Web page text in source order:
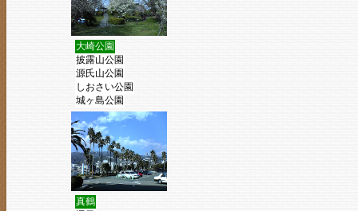
大崎公園
披露山公園
源氏山公園
しおさい公園
城ヶ島公園
真鶴